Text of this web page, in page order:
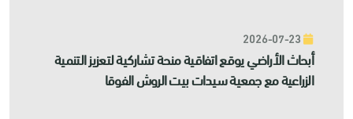
أبحاث الأراضي يوقع اتفاقية منحة تشاركية لتعزيز التنمية
الزراعية مع جمعية سيدات بيت الروش الفوقا